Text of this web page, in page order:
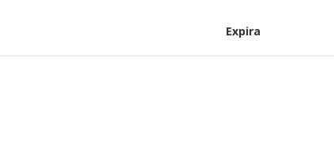
Expira